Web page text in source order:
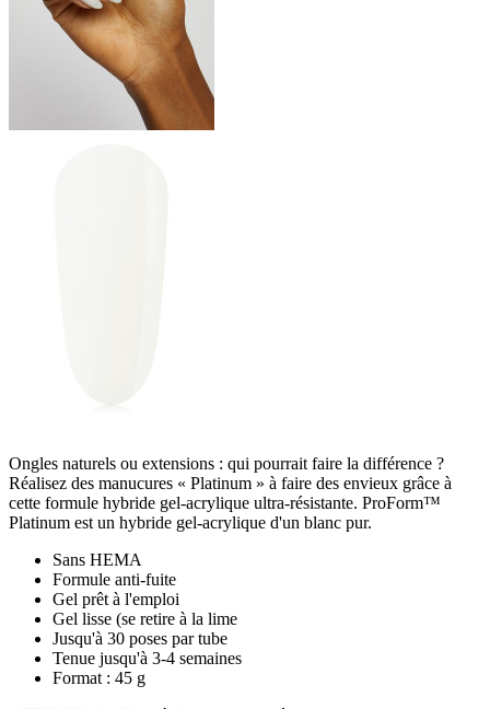
Ongles naturels ou extensions : qui pourrait faire la différence ?
Réalisez des manucures « Platinum » à faire des envieux grâce à
cette formule hybride gel-acrylique ultra-résistante. ProForm™
Platinum est un hybride gel-acrylique d'un blanc pur.
Sans HEMA
Formule anti-fuite
Gel prêt à l'emploi
Gel lisse (se retire à la lime
Jusqu'à 30 poses par tube
Tenue jusqu'à 3-4 semaines
Format : 45 g